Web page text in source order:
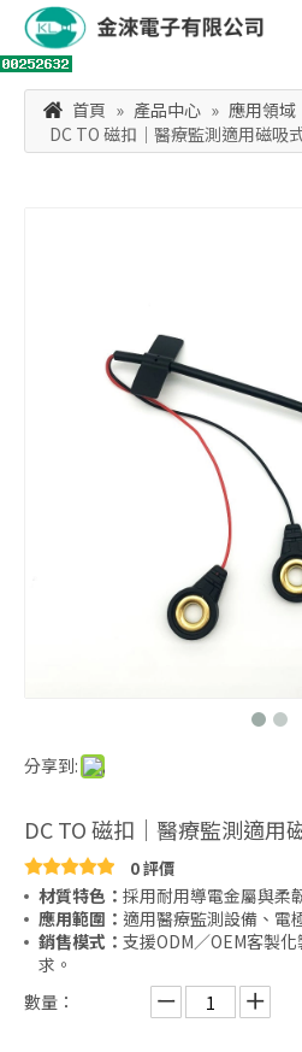
首頁 » 產品中心 » 應用領域
DC TO 磁扣｜醫療監測適用磁吸
分享到:
DC TO 磁扣｜醫療監測適用
0 評價
材質特色： 採用耐用導電金屬與柔
應用範圍： 適用醫療監測設備、電
銷售模式： 支援ODM／OEM客製
求。
數量：